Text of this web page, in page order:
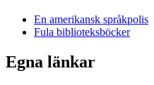
En amerikansk språkpolis
Fula biblioteksböcker
Egna länkar